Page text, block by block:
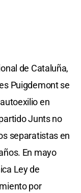
de Cataluña,
Puigdemont se
en
Junts no
separatistas en
En mayo
Ley de
por